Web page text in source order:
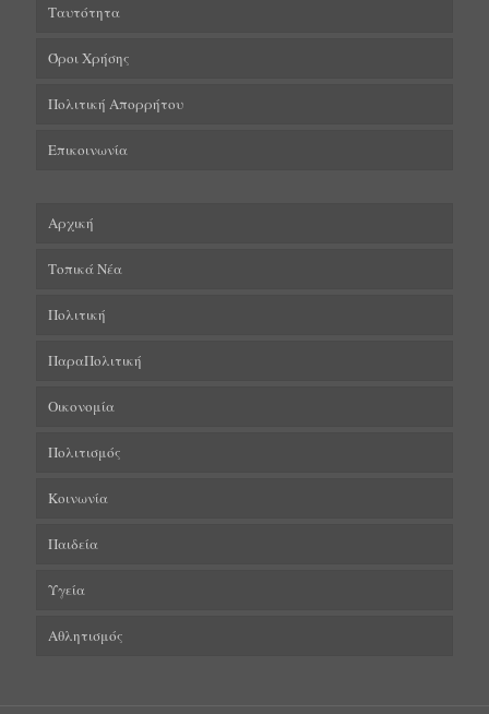
Ταυτότητα
Όροι Χρήσης
Πολιτική Απορρήτου
Επικοινωνία
Αρχική
Τοπικά Νέα
Πολιτική
ΠαραΠολιτική
Οικονομία
Πολιτισμός
Κοινωνία
Παιδεία
Υγεία
Αθλητισμός